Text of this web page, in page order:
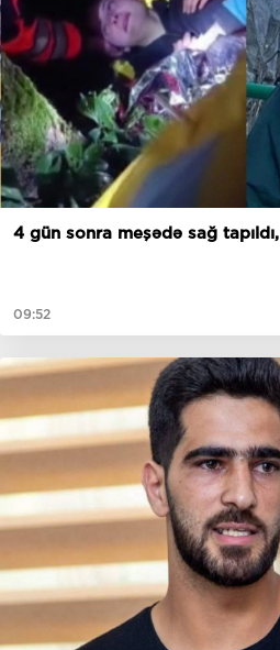
4 gün sonra meşədə sağ tapıldı,
09:52